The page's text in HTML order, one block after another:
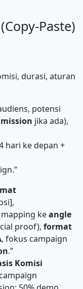
Paste)
durasi, aturan
potensi
jika ada),
hari ke depan +
keangle
proof), format
, fokus campaign
.”
Komisi